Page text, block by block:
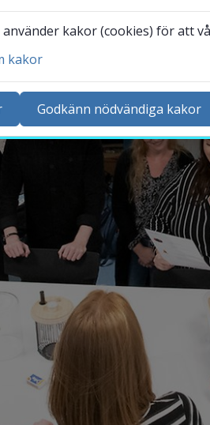
Kontakta och besök oss
Nyheter
Kalender
Studentwebb
Medarbetarwebb Insidan
kakor (cookies) för att
kakor
Godkänn nödvändiga kakor